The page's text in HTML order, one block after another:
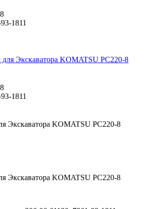
1811
1811
Экскаватора KOMATSU PC220-8
Экскаватора KOMATSU PC220-8